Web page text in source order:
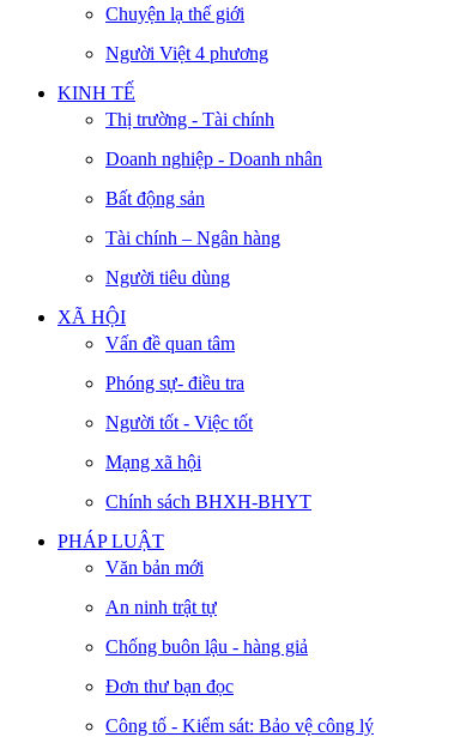
Chuyện lạ thế giới
Người Việt 4 phương
KINH TẾ
Thị trường - Tài chính
Doanh nghiệp - Doanh nhân
Bất động sản
Tài chính – Ngân hàng
Người tiêu dùng
XÃ HỘI
Vấn đề quan tâm
Phóng sự- điều tra
Người tốt - Việc tốt
Mạng xã hội
Chính sách BHXH-BHYT
PHÁP LUẬT
Văn bản mới
An ninh trật tự
Chống buôn lậu - hàng giả
Đơn thư bạn đọc
Công tố - Kiểm sát: Bảo vệ công lý